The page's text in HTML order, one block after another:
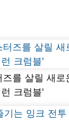
를 살릴 새로
크럼블'